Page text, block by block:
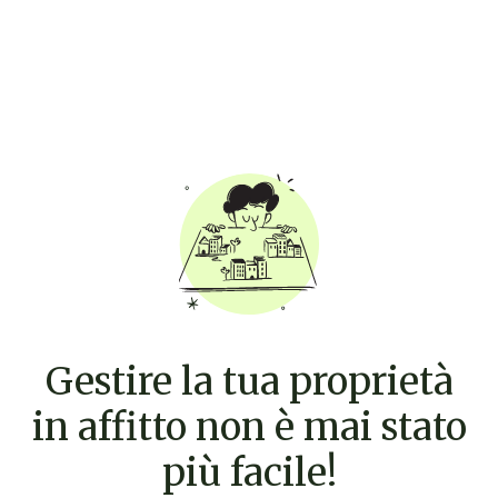
Gestire la tua proprietà
in affitto non è mai stato
più facile!